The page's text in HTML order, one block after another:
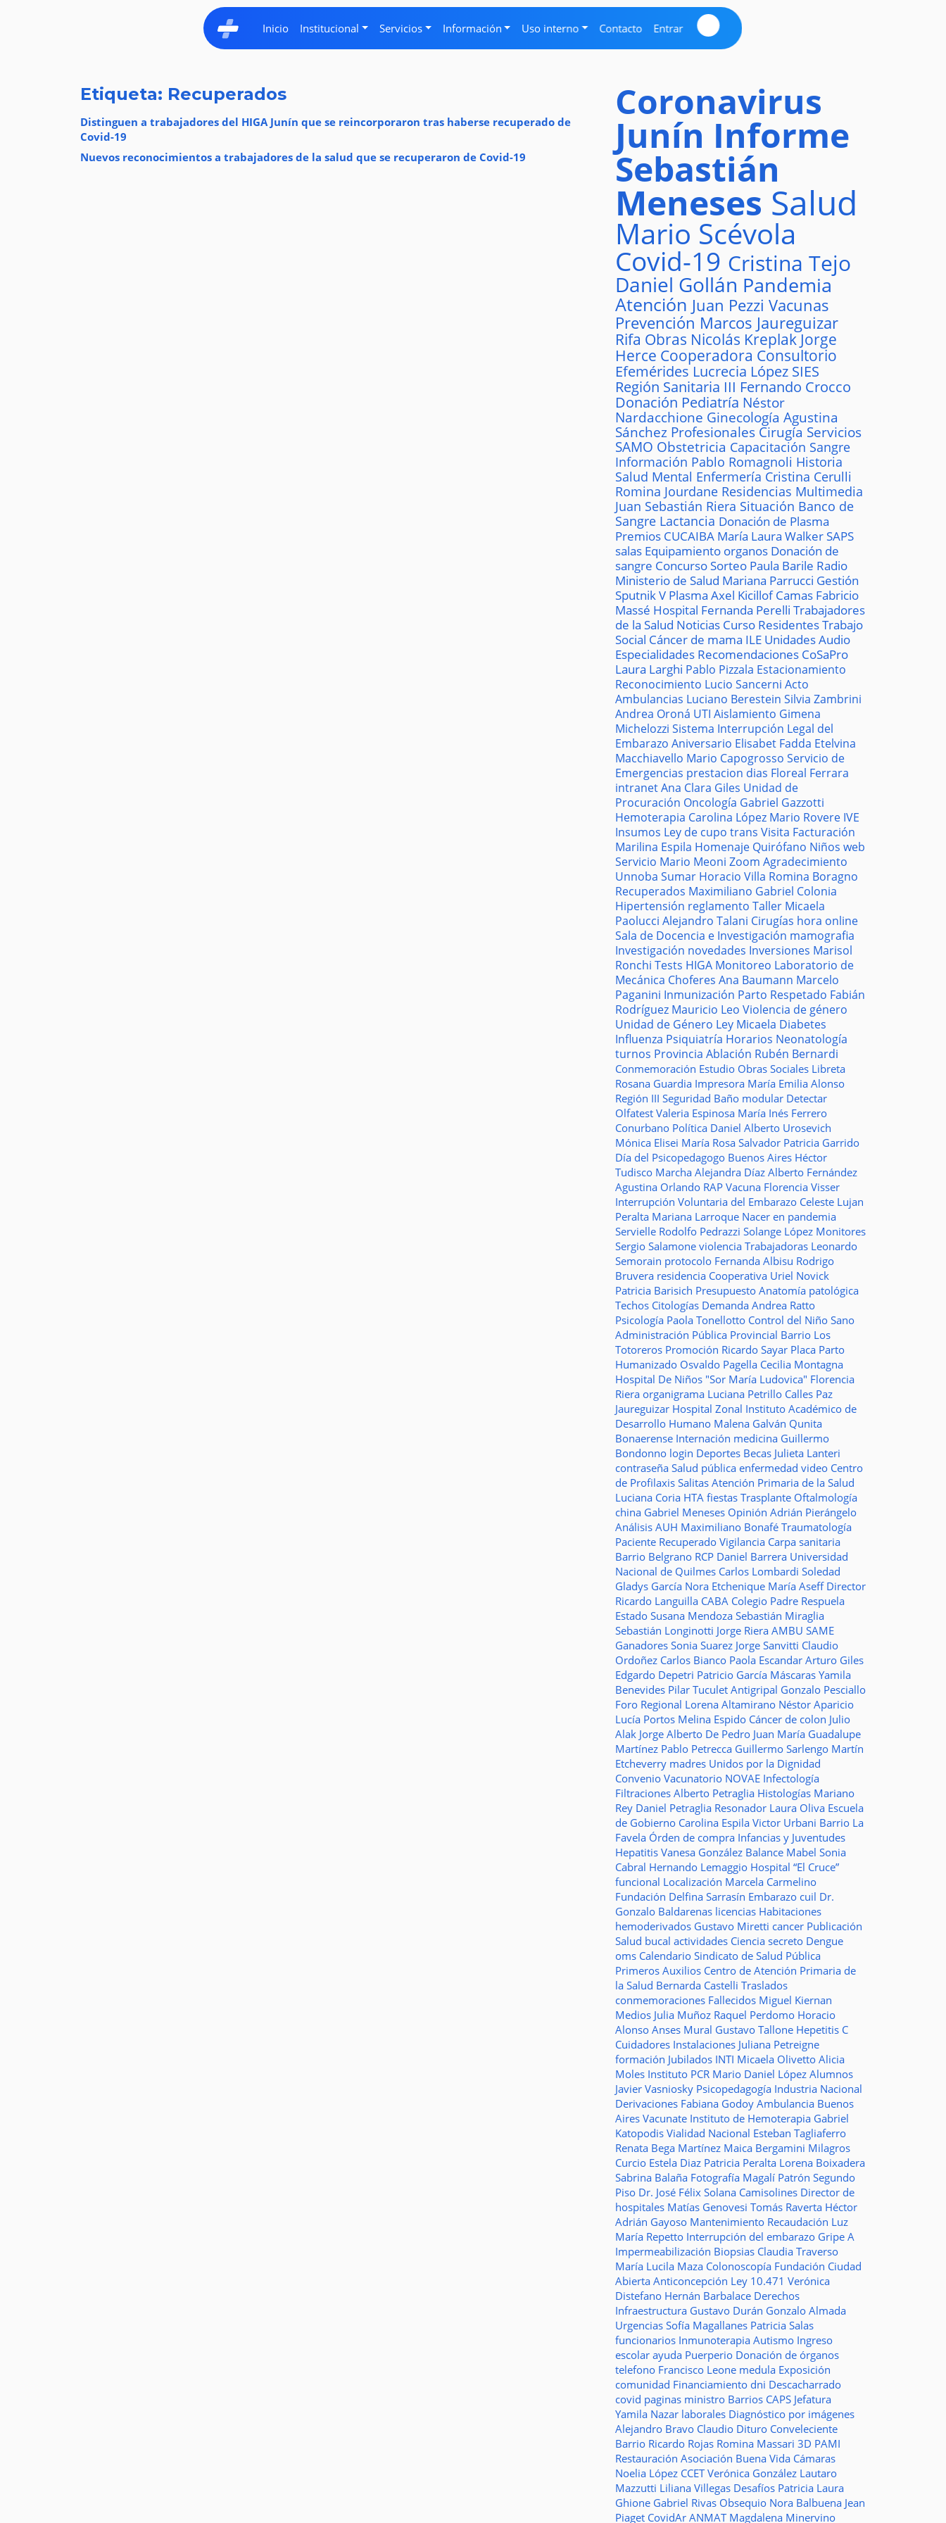
Inicio Institucional Servicios Información Uso interno Contacto Entrar
Etiqueta: Recuperados
Distinguen a trabajadores del HIGA Junín que se reincorporaron tras haberse recuperado de
Covid-19
Nuevos reconocimientos a trabajadores de la salud que se recuperaron de Covid-19
Coronavirus
Junín Informe
Sebastián
Meneses Salud
Mario Scévola
Covid-19 Cristina Tejo
Daniel Gollán Pandemia
Atención Juan Pezzi Vacunas
Prevención Marcos Jaureguizar
Rifa Obras Nicolás Kreplak Jorge
Herce Cooperadora Consultorio
Efemérides Lucrecia López SIES
Región Sanitaria III Fernando Crocco
Donación Pediatría Néstor
Nardacchione Ginecología Agustina
Sánchez Profesionales Cirugía Servicios
SAMO Obstetricia Capacitación Sangre
Información Pablo Romagnoli Historia
Salud Mental Enfermería Cristina Cerulli
Romina Jourdane Residencias Multimedia
Juan Sebastián Riera Situación Banco de
Sangre Lactancia Donación de Plasma
Premios CUCAIBA María Laura WalkerSAPS
salas Equipamiento organos Donación de
sangre ConcursoSorteo Paula Barile Radio
Ministerio de Salud Mariana Parrucci Gestión
Sputnik V Plasma Axel KicillofCamas Fabricio
Massé Hospital Fernanda Perelli Trabajadores
de la Salud Noticias Curso ResidentesTrabajo
Social Cáncer de mama ILE UnidadesAudio
Especialidades Recomendaciones CoSaPro
Laura Larghi Pablo Pizzala Estacionamiento
Reconocimiento Lucio Sancerni Acto
Ambulancias Luciano Berestein Silvia Zambrini
Andrea Oroná UTI Aislamiento Gimena
Michelozzi Sistema Interrupción Legal del
Embarazo Aniversario Elisabet Fadda Etelvina
Macchiavello Mario Capogrosso Servicio de
Emergencias prestacion dias Floreal Ferrara
intranetAna Clara Giles Unidad de
Procuración Oncología Gabriel Gazzotti
Hemoterapia Carolina López Mario Rovere IVE
Insumos Ley de cupo trans Visita Facturación
Marilina Espila Homenaje Quirófano Niños web
Servicio Mario Meoni Zoom Agradecimiento
Unnoba Sumar Horacio Villa Romina Boragno
Recuperados Maximiliano Gabriel Colonia
Hipertensión reglamento Taller Micaela
Paolucci Alejandro Talani Cirugías hora online
Sala de Docencia e Investigación mamografia
Investigación novedades Inversiones Marisol
Ronchi Tests HIGA Monitoreo Laboratorio de
Mecánica Choferes Ana Baumann Marcelo
Paganini Inmunización Parto Respetado Fabián
Rodríguez Mauricio Leo Violencia de género
Unidad de Género Ley Micaela Diabetes
Influenza Psiquiatría Horarios Neonatología
turnos Provincia Ablación Rubén Bernardi
Conmemoración Estudio Obras Sociales Libreta
Rosana Guardia Impresora María Emilia Alonso
Región III Seguridad Baño modular Detectar
Olfatest Valeria Espinosa María Inés Ferrero
Conurbano Política Daniel Alberto Urosevich
Mónica Elisei María Rosa Salvador Patricia Garrido
Día del Psicopedagogo Buenos Aires Héctor
Tudisco Marcha Alejandra Díaz Alberto Fernández
Agustina Orlando RAP Vacuna Florencia Visser
Interrupción Voluntaria del Embarazo Celeste Lujan
Peralta Mariana Larroque Nacer en pandemia
Servielle Rodolfo Pedrazzi Solange López Monitores
Sergio Salamone violencia Trabajadoras Leonardo
Semorain protocolo Fernanda Albisu Rodrigo
Bruvera residencia Cooperativa Uriel Novick
Patricia Barisich Presupuesto Anatomía patológica
Techos Citologías Demanda Andrea Ratto
Psicología Paola Tonellotto Control del Niño Sano
Administración Pública Provincial Barrio Los
Totoreros Promoción Ricardo Sayar Placa Parto
Humanizado Osvaldo Pagella Cecilia Montagna
Hospital De Niños "Sor María Ludovica" Florencia
Riera organigrama Luciana Petrillo Calles Paz
Jaureguizar Hospital Zonal Instituto Académico de
Desarrollo Humano Malena Galván Qunita
Bonaerense Internación medicina Guillermo
Bondonno login Deportes Becas Julieta Lanteri
contraseña Salud pública enfermedad video Centro
de Profilaxis Salitas Atención Primaria de la Salud
Luciana Coria HTA fiestas Trasplante Oftalmología
china Gabriel Meneses Opinión Adrián Pierángelo
Análisis AUH Maximiliano Bonafé Traumatología
Paciente Recuperado Vigilancia Carpa sanitaria
Barrio Belgrano RCP Daniel Barrera Universidad
Nacional de Quilmes Carlos Lombardi Soledad
Gladys García Nora Etchenique María Aseff Director
Ricardo Languilla CABA Colegio Padre Respuela
Estado Susana Mendoza Sebastián Miraglia
Sebastián Longinotti Jorge Riera AMBU SAME
Ganadores Sonia Suarez Jorge Sanvitti Claudio
Ordoñez Carlos Bianco Paola Escandar Arturo Giles
Edgardo Depetri Patricio García Máscaras Yamila
Benevides Pilar Tuculet Antigripal Gonzalo Pesciallo
Foro Regional Lorena Altamirano Néstor Aparicio
Lucía Portos Melina Espido Cáncer de colon Julio
Alak Jorge Alberto De Pedro Juan María Guadalupe
Martínez Pablo Petrecca Guillermo Sarlengo Martín
Etcheverry madres Unidos por la Dignidad
Convenio Vacunatorio NOVAE Infectología
Filtraciones Alberto Petraglia Histologías Mariano
Rey Daniel Petraglia Resonador Laura Oliva Escuela
de Gobierno Carolina Espila Victor Urbani Barrio La
Favela Órden de compra Infancias y Juventudes
Hepatitis Vanesa González Balance Mabel Sonia
Cabral Hernando Lemaggio Hospital “El Cruce”
funcional Localización Marcela Carmelino
Fundación Delfina Sarrasín Embarazo cuil Dr.
Gonzalo Baldarenas licencias Habitaciones
hemoderivados Gustavo Miretti cancer Publicación
Salud bucal actividades Ciencia secreto Dengue
oms Calendario Sindicato de Salud Pública
Primeros Auxilios Centro de Atención Primaria de
la Salud Bernarda Castelli Traslados
conmemoraciones Fallecidos Miguel Kiernan
Medios Julia Muñoz Raquel Perdomo Horacio
Alonso Anses Mural Gustavo Tallone Hepetitis C
Cuidadores Instalaciones Juliana Petreigne
formación Jubilados INTI Micaela Olivetto Alicia
Moles Instituto PCR Mario Daniel López Alumnos
Javier Vasniosky Psicopedagogía Industria Nacional
Derivaciones Fabiana Godoy Ambulancia Buenos
Aires Vacunate Instituto de Hemoterapia Gabriel
Katopodis Vialidad Nacional Esteban Tagliaferro
Renata Bega Martínez Maica Bergamini Milagros
Curcio Estela Diaz Patricia Peralta Lorena Boixadera
Sabrina Balaña Fotografía Magalí Patrón Segundo
Piso Dr. José Félix Solana Camisolines Director de
hospitales Matías Genovesi Tomás Raverta Héctor
Adrián Gayoso Mantenimiento Recaudación Luz
María Repetto Interrupción del embarazo Gripe A
Impermeabilización Biopsias Claudia Traverso
María Lucila Maza Colonoscopía Fundación Ciudad
Abierta Anticoncepción Ley 10.471 Verónica
Distefano Hernán Barbalace Derechos
Infraestructura Gustavo Durán Gonzalo Almada
Urgencias Sofía Magallanes Patricia Salas
funcionarios Inmunoterapia Autismo Ingreso
escolar ayuda Puerperio Donación de órganos
telefono Francisco Leone medula Exposición
comunidad Financiamiento dni Descacharrado
covid paginas ministro Barrios CAPS Jefatura
Yamila Nazar laborales Diagnóstico por imágenes
Alejandro Bravo Claudio Dituro Conveleciente
Barrio Ricardo Rojas Romina Massari 3D PAMI
Restauración Asociación Buena Vida Cámaras
Noelia López CCETVerónica González Lautaro
Mazzutti Liliana Villegas Desafíos Patricia Laura
Ghione Gabriel Rivas Obsequio Nora Balbuena Jean
Piaget CovidAr ANMAT Magdalena Minervino